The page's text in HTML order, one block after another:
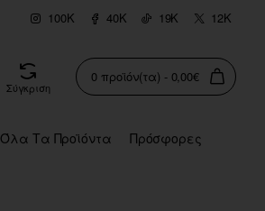
100K 40K 19K 12K
Σύγκριση
0 προϊόν(τα) - 0,00€
Όλα Τα Προϊόντα Πρόσφορες